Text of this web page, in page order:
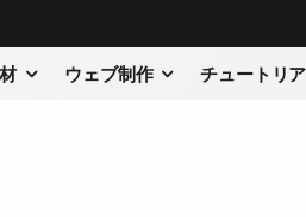
ウェブ制作 チュートリ